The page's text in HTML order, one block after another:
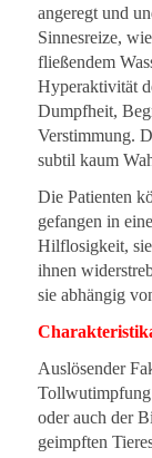
angeregt und
Sinnesreize,
fließendem
Hyperaktivität
Dumpfheit,
Verstimmung.
subtil kaum
Die Patienten
gefangen in
Hilflosigkeit,
ihnen
sie abhängig
Auslösender
Tollwutimpfung
oder auch der
geimpften